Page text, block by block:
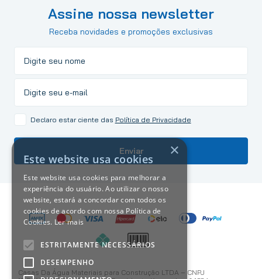
Assine nossa newsletter
Receba novidades e promoções exclusivas
Declaro estar ciente das Política de Privacidade
Enviar
Casas Da Água Materiais para Construção LTDA – CNPJ
×
Este website usa cookies
Este website usa cookies para melhorar a
experiência do usuário. Ao utilizar o nosso
website, estará a concordar com todos os
cookies de acordo com nossa Política de
Cookies. Ler mais
ESTRITAMENTE NECESSÁRIOS
DESEMPENHO